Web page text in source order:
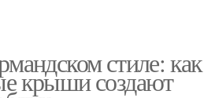
стиле: как
крыши создают